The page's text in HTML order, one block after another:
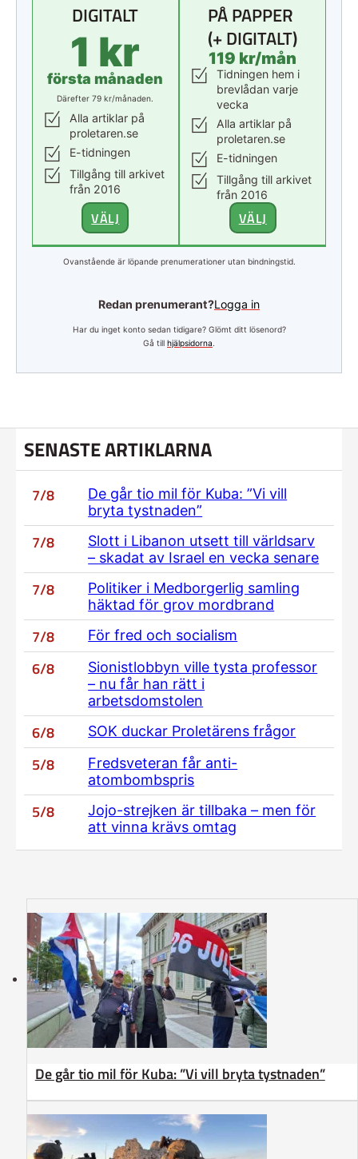
DIGITALT
1 kr
första månaden
Därefter 79 kr/månaden.
Alla artiklar på
proletaren.se
E-tidningen
Tillgång till arkivet
från 2016
VÄLJ
PÅ PAPPER
(+ DIGITALT)
119 kr/mån
Tidningen hem i
brevlådan varje
vecka
Alla artiklar på
proletaren.se
E-tidningen
Tillgång till arkivet
från 2016
VÄLJ
Ovanstående är löpande prenumerationer utan bindningstid.
Redan prenumerant?Logga in
Har du inget konto sedan tidigare? Glömt ditt lösenord?
Gå till hjälpsidorna.
SENASTE ARTIKLARNA
7/8
De går tio mil för Kuba: ”Vi vill
bryta tystnaden”
7/8
Slott i Libanon utsett till världsarv
– skadat av Israel en vecka senare
7/8
Politiker i Medborgerlig samling
häktad för grov mordbrand
7/8 För fred och socialism
6/8
Sionistlobbyn ville tysta professor
– nu får han rätt i
arbetsdomstolen
6/8 SOK duckar Proletärens frågor
5/8
Fredsveteran får anti-
atombombspris
5/8
Jojo-strejken är tillbaka – men för
att vinna krävs omtag
De går tio mil för Kuba: ”Vi vill bryta tystnaden”